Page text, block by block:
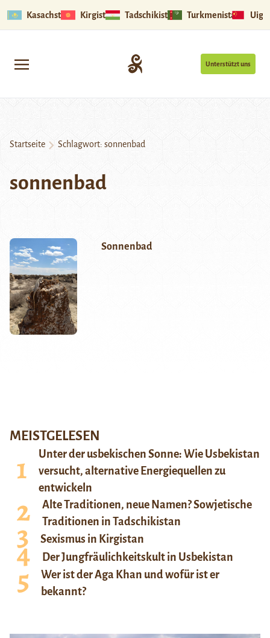
Kasachstan Kirgistan Tadschikistan Turkmenistan
Unterstützt uns
Startseite Schlagwort: sonnenbad
sonnenbad
Sonnenbad
MEISTGELESEN
Unter der usbekischen Sonne: Wie Usbekistan
versucht, alternative Energiequellen zu
entwickeln
Alte Traditionen, neue Namen? Sowjetische
Traditionen in Tadschikistan
Sexismus in Kirgistan
Der Jungfräulichkeitskult in Usbekistan
Wer ist der Aga Khan und wofür ist er
bekannt?